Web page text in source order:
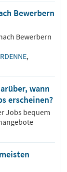
Bewerbern
Bewerbern
,
wann
erscheinen?
Jobs bequem